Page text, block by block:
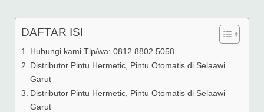
DAFTAR ISI
Hubungi kami Tlp/wa: 0812 8802 5058
Distributor Pintu Hermetic, Pintu Otomatis di Selaawi
Garut
Distributor Pintu Hermetic, Pintu Otomatis di Selaawi
Garut